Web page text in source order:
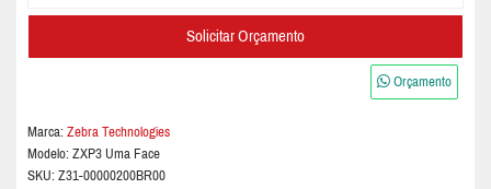
Solicitar Orçamento
Orçamento
Marca: Zebra Technologies
Modelo: ZXP3 Uma Face
SKU: Z31-00000200BR00